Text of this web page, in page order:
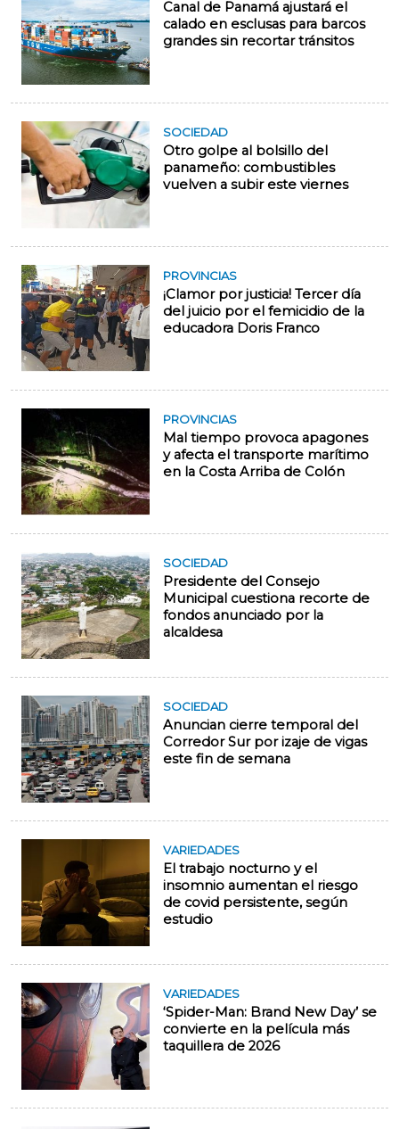
Canal de Panamá ajustará el
calado en esclusas para barcos
grandes sin recortar tránsitos
SOCIEDAD
Otro golpe al bolsillo del
panameño: combustibles
vuelven a subir este viernes
PROVINCIAS
¡Clamor por justicia! Tercer día
del juicio por el femicidio de la
educadora Doris Franco
PROVINCIAS
Mal tiempo provoca apagones
y afecta el transporte marítimo
en la Costa Arriba de Colón
SOCIEDAD
Presidente del Consejo
Municipal cuestiona recorte de
fondos anunciado por la
alcaldesa
SOCIEDAD
Anuncian cierre temporal del
Corredor Sur por izaje de vigas
este fin de semana
VARIEDADES
El trabajo nocturno y el
insomnio aumentan el riesgo
de covid persistente, según
estudio
VARIEDADES
‘Spider-Man: Brand New Day’ se
convierte en la película más
taquillera de 2026